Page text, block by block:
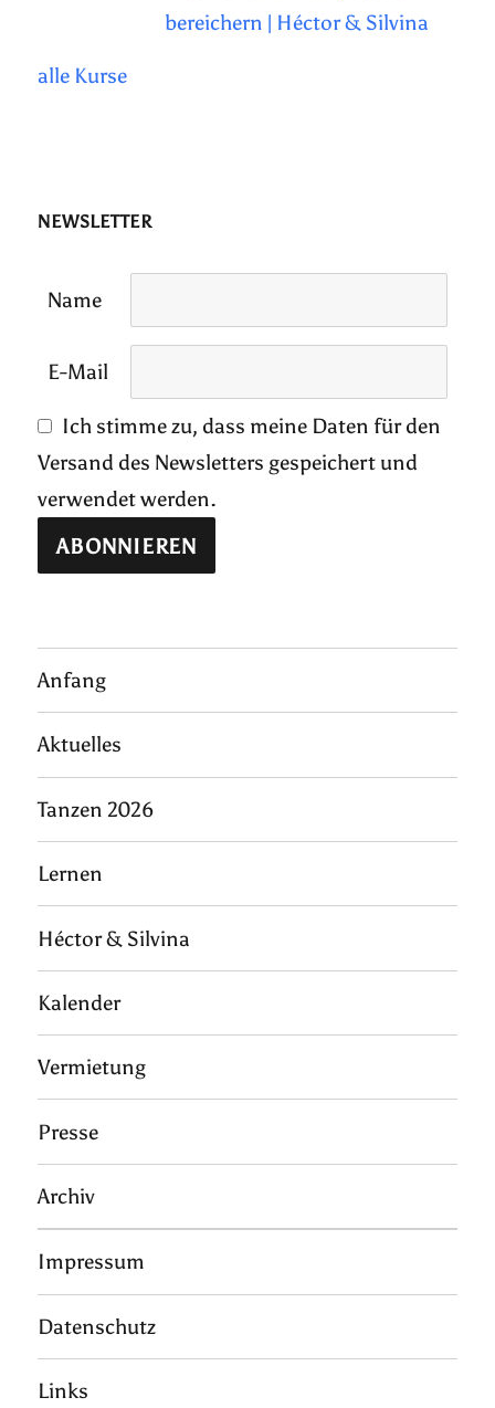
bereichern | Héctor & Silvina
alle Kurse
NEWSLETTER
Name
E-Mail
Ich stimme zu, dass meine Daten für den
Versand des Newsletters gespeichert und
verwendet werden.
Anfang
Aktuelles
Tanzen 2026
Lernen
Héctor & Silvina
Kalender
Vermietung
Presse
Archiv
Impressum
Datenschutz
Links